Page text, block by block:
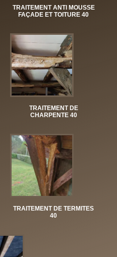
TRAITEMENT ANTI MOUSSE
FAÇADE ET TOITURE 40
TRAITEMENT DE
CHARPENTE 40
TRAITEMENT DE TERMITES
40